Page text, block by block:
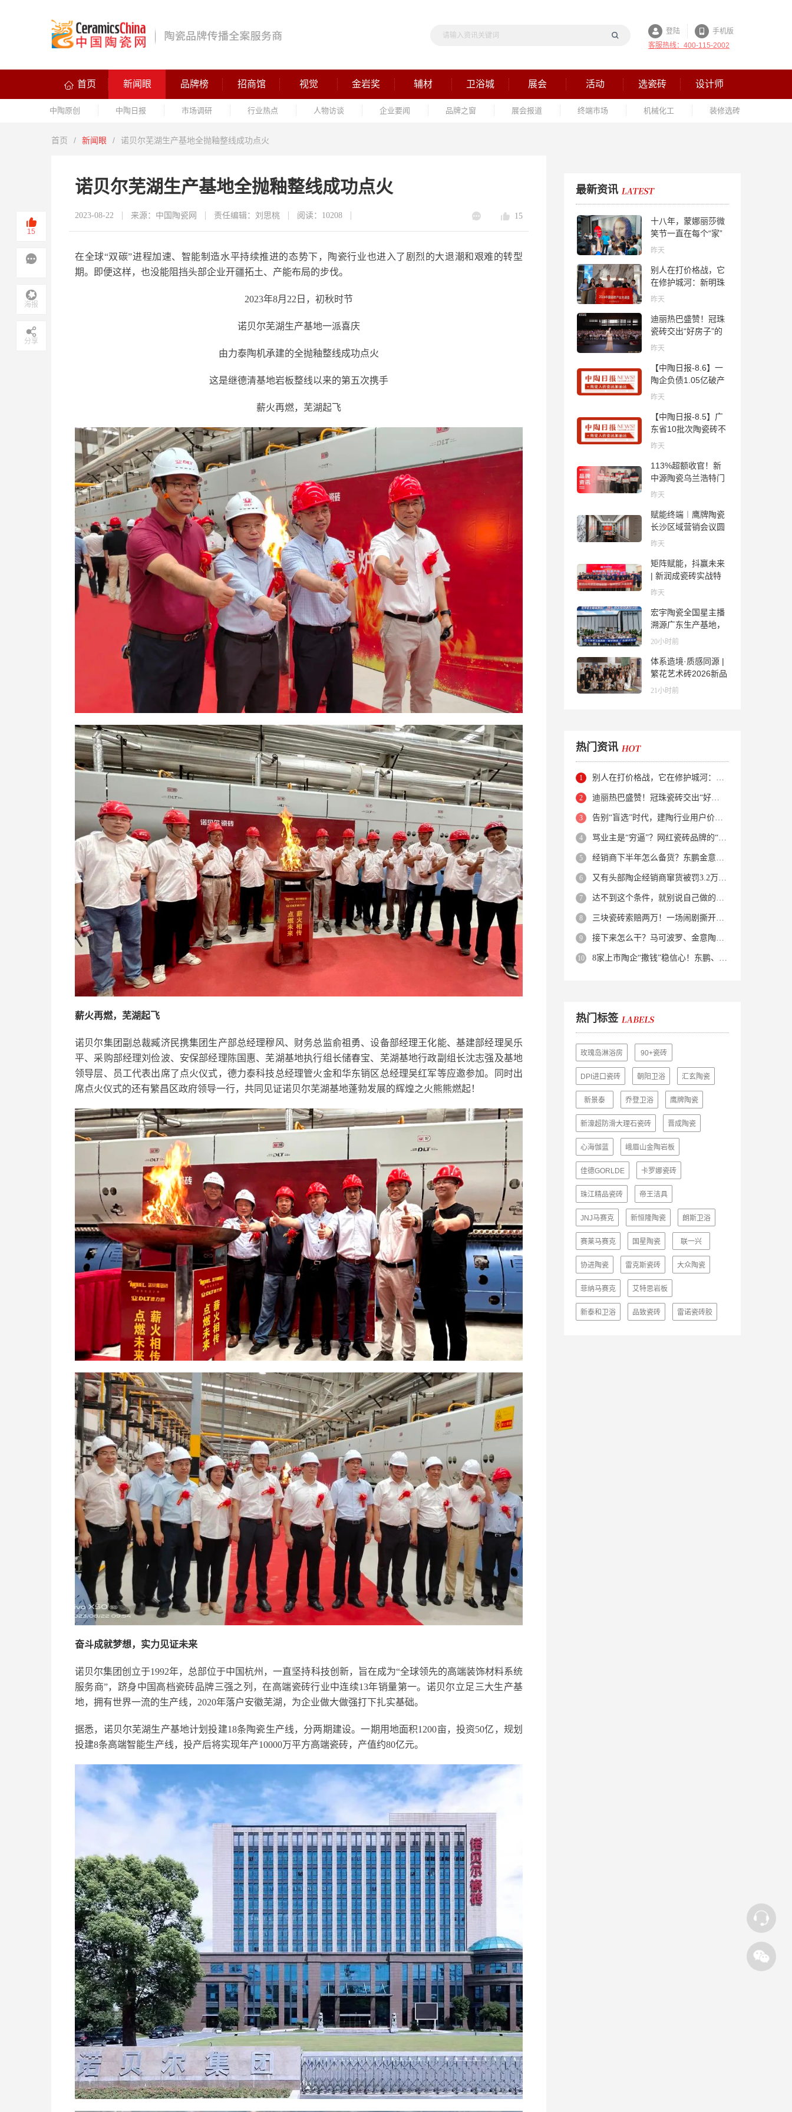
登陆
手机版
客服热线：400-115-2002
首页 新闻眼 品牌榜 招商馆 视觉 金岩奖 辅材 卫浴城 展会 活动 选瓷砖 设计师
中陶原创 中陶日报 市场调研 行业热点 人物访谈 企业要闻 品牌之窗 展会报道 终端市场 机械化工 装修选砖
首页 / 新闻眼 / 诺贝尔芜湖生产基地全抛釉整线成功点火
诺贝尔芜湖生产基地全抛釉整线成功点火
2023-08-22 来源：中国陶瓷网 责任编辑：刘思桃 阅读：10208 15
在全球“双碳”进程加速、智能制造水平持续推进的态势下，陶瓷行业也进入了剧烈的大退潮和艰难的转型
期。即便这样，也没能阻挡头部企业开疆拓土、产能布局的步伐。
2023年8月22日，初秋时节
诺贝尔芜湖生产基地一派喜庆
由力泰陶机承建的全抛釉整线成功点火
这是继德清基地岩板整线以来的第五次携手
薪火再燃，芜湖起飞
薪火再燃，芜湖起飞
诺贝尔集团副总裁臧济民携集团生产部总经理穆风、财务总监俞祖勇、设备部经理王化能、基建部经理吴乐
平、采购部经理刘俭波、安保部经理陈国惠、芜湖基地执行组长储春宝、芜湖基地行政副组长沈志强及基地
领导层、员工代表出席了点火仪式，德力泰科技总经理管火金和华东销区总经理吴红军等应邀参加。同时出
席点火仪式的还有繁昌区政府领导一行，共同见证诺贝尔芜湖基地蓬勃发展的辉煌之火熊熊燃起！
奋斗成就梦想，实力见证未来
诺贝尔集团创立于1992年，总部位于中国杭州，一直坚持科技创新，旨在成为“全球领先的高端装饰材料系统
服务商”，跻身中国高档瓷砖品牌三强之列，在高端瓷砖行业中连续13年销量第一。诺贝尔立足三大生产基
地，拥有世界一流的生产线，2020年落户安徽芜湖，为企业做大做强打下扎实基础。
据悉，诺贝尔芜湖生产基地计划投建18条陶瓷生产线，分两期建设。一期用地面积1200亩，投资50亿，规划
投建8条高端智能生产线，投产后将实现年产10000万平方高端瓷砖，产值约80亿元。
最新资讯
十八年，蒙娜丽莎微
笑节一直在每个“家”
的故事里
昨天
别人在打价格战，它
在修护城河：新明珠
岩板的逆势密码
昨天
迪丽热巴盛赞！冠珠
瓷砖交出“好房子”的
标准答卷
昨天
【中陶日报-8.6】一
陶企负债1.05亿破产
清算；东鹏拟延长基
开展建陶行业能效领
跑者企业推荐工作
昨天
【中陶日报-8.5】广
东省10批次陶瓷砖不
合格；科达购买特福
过；蒙娜丽莎5千万
回购股份；建霖家居
海外产能突破18亿元
昨天
113%超额收官！新
中源陶瓷乌兰浩特门
店周年活动圆满落幕
昨天
赋能终端︱鹰牌陶瓷
长沙区域营销会议圆
满举行，共探渠道拓
昨天
矩阵赋能，抖赢未来
| 新润成瓷砖实战特
训营成功举办，吹响
号！
昨天
宏宇陶瓷全国星主播
溯源广东生产基地，
进阶ROI长效变现新
20小时前
体系造境·质感同源 |
繁花艺术砖2026新品
发布媒体见面会圆满
21小时前
热门资讯
别人在打价格战，它在修护城河：新明珠岩板的逆势密码
迪丽热巴盛赞！冠珠瓷砖交出“好房子”的标准答卷
告别“盲选”时代，建陶行业用户价值正在被改写！
骂业主是“穷逼”？网红瓷砖品牌的“真实面目”被揭开了！
经销商下半年怎么备货？东鹏金意陶马可波罗等10大品牌集体亮剑
又有头部陶企经销商窜货被罚3.2万！品牌区域保护岌岌可危？
达不到这个条件，就别说自己做的是质感砖！
三块瓷砖索赔两万！一场闹剧撕开了装修“碰瓷”的遮羞布
接下来怎么干？马可波罗、金意陶、蒙娜丽莎、箭牌、欧神诺、宏宇…
8家上市陶企“撒钱”稳信心！东鹏、蒙娜丽莎等启动回购增持
热门标签
玫瑰岛淋浴房 90+瓷砖
DPI进口瓷砖 朝阳卫浴 汇玄陶瓷
新景泰 乔登卫浴 鹰牌陶瓷
新濠超防滑大理石瓷砖 晋成陶瓷
心海伽蓝 峨眉山金陶岩板
佳德GORLDE 卡罗娜瓷砖
珠江精品瓷砖 帝王洁具
JNJ马赛克 新恒隆陶瓷 朗斯卫浴
赛莱马赛克 国星陶瓷 联一兴
协进陶瓷 雷克斯瓷砖 大众陶瓷
菲纳马赛克 艾特思岩板
新泰和卫浴 品致瓷砖 雷诺瓷砖胶
15
海报
分享